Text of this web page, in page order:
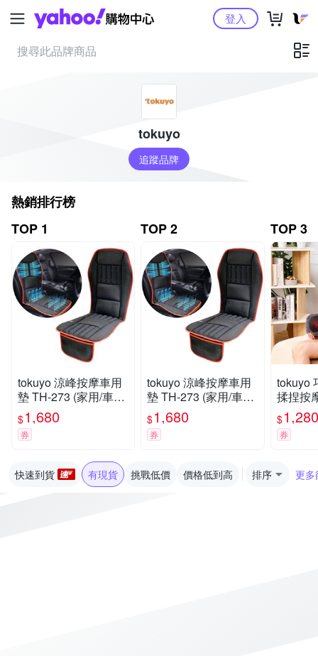
Yahoo購物中心登入
tokuyo
追蹤品牌
熱銷排行榜
TOP 1
tokuyo 涼峰按摩車用
墊 TH-273 (家用/車用/
電競)
$1,680
券
TOP 2
tokuyo 涼峰按摩車用
墊 TH-273 (家用/車用/
電競)
$1,680
券
TOP 3
tokuyo
揉捏按
$1,280
券
快速到貨 有現貨 挑戰低價 價格低到高 排序 更多